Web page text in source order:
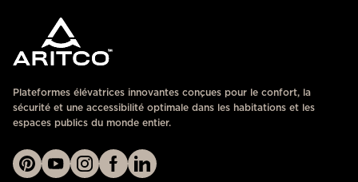
Plateformes élévatrices innovantes conçues pour le confort, la
sécurité et une accessibilité optimale dans les habitations et les
espaces publics du monde entier.